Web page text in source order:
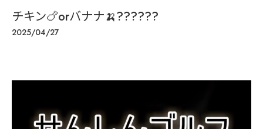
チキン🍗orバナナ🍌??????
2025/04/27